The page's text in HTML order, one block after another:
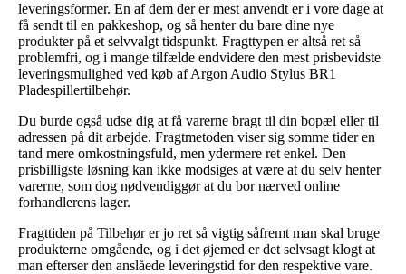
leveringsformer. En af dem der er mest anvendt er i vore dage at
få sendt til en pakkeshop, og så henter du bare dine nye
produkter på et selvvalgt tidspunkt. Fragttypen er altså ret så
problemfri, og i mange tilfælde endvidere den mest prisbevidste
leveringsmulighed ved køb af Argon Audio Stylus BR1
Pladespillertilbehør.
Du burde også udse dig at få varerne bragt til din bopæl eller til
adressen på dit arbejde. Fragtmetoden viser sig somme tider en
tand mere omkostningsfuld, men ydermere ret enkel. Den
prisbilligste løsning kan ikke modsiges at være at du selv henter
varerne, som dog nødvendiggør at du bor nærved online
forhandlerens lager.
Fragttiden på Tilbehør er jo ret så vigtig såfremt man skal bruge
produkterne omgående, og i det øjemed er det selvsagt klogt at
man efterser den anslåede leveringstid for den respektive vare.